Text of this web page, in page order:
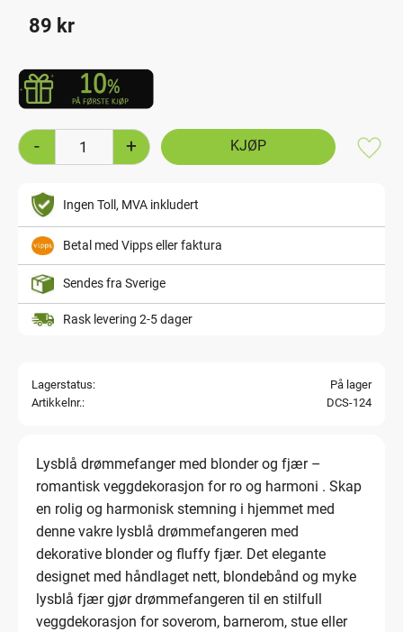
89 kr
+
-
Ingen Toll, MVA inkludert
Betal med Vipps eller faktura
Sendes fra Sverige
Rask levering 2-5 dager
Lagerstatus
På lager
Artikkelnr.
DCS-124
Lysblå drømmefanger med blonder og fjær –
romantisk veggdekorasjon for ro og harmoni . Skap
en rolig og harmonisk stemning i hjemmet med
denne vakre lysblå drømmefangeren med
dekorative blonder og fluffy fjær. Det elegante
designet med håndlaget nett, blondebånd og myke
lysblå fjær gjør drømmefangeren til en stilfull
veggdekorasjon for soverom, barnerom, stue eller